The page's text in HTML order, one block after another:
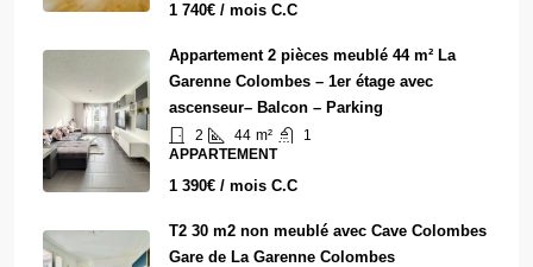
1 740€ / mois C.C
Appartement 2 pièces meublé 44 m² La
Garenne Colombes – 1er étage avec
ascenseur– Balcon – Parking
2 44 m²
1
APPARTEMENT
1 390€ / mois C.C
T2 30 m2 non meublé avec Cave Colombes
Gare de La Garenne Colombes